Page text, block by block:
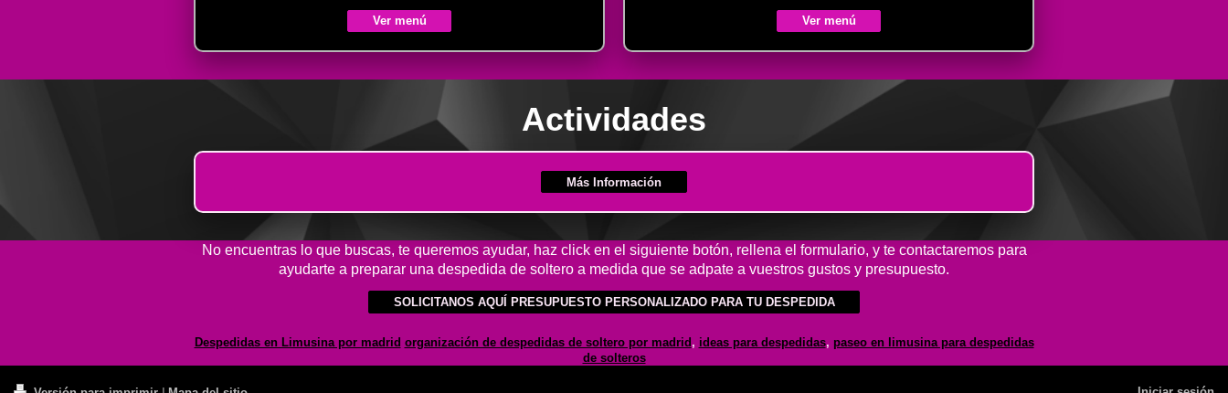
Ver menú Ver menú
Actividades
Más Información
No encuentras lo que buscas, te queremos ayudar, haz click en el siguiente botón, rellena el formulario, y te contactaremos para
ayudarte a preparar una despedida de soltero a medida que se adpate a vuestros gustos y presupuesto.
SOLICITANOS AQUÍ PRESUPUESTO PERSONALIZADO PARA TU DESPEDIDA
Despedidas en Limusina por madrid organización de despedidas de soltero por madrid , ideas para despedidas, paseo en limusina para despedidas
de solteros